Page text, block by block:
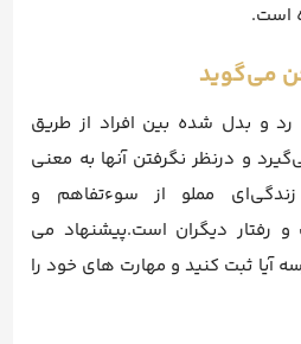
است.
می‌گوید
رد و بدل شده بین افراد از طریق
و درنظر نگرفتن آنها به معنی
مملو از سوءتفاهم و
رفتار دیگران است.پیشنهاد می
آیا ثبت کنید و مهارت های خود را